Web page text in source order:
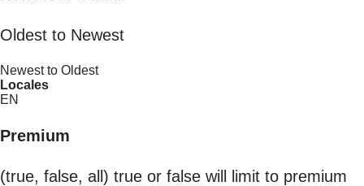
Oldest to Newest
Newest to Oldest
Locales
EN
Premium
(true, false, all) true or false will limit to premium